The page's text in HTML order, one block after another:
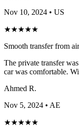
Nov 10, 2024 • US
★★★★★
Smooth transfer from
The private transfer
car was comfortable.
Ahmed R.
Nov 5, 2024 • AE
★★★★★